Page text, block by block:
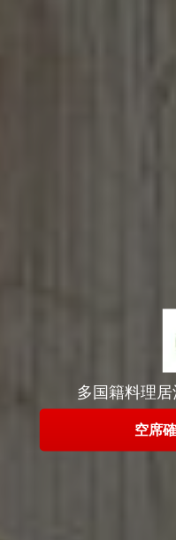
多国籍料理居
空席
この店舗
多国籍料理居酒屋
埼玉県さいたま市緑区東浦
https://fantasista-13.owst.jp/